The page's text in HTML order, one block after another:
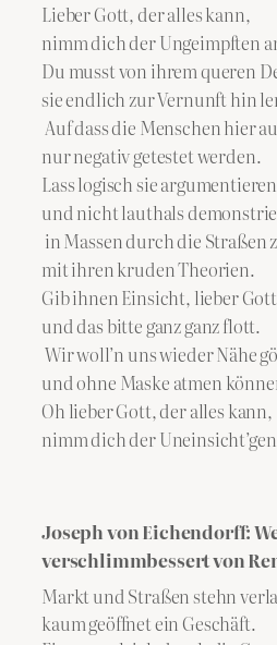
Lieber Gott, der alles kann,
nimm dich der Ungeimpften
Du musst von ihrem queren
sie endlich zur Vernunft hin
Auf dass die Menschen hier
nur negativ getestet werden.
Lass logisch sie
und nicht lauthals
in Massen durch die Straßen
mit ihren kruden Theorien.
Gib ihnen Einsicht, lieber
und das bitte ganz ganz flott.
Wir woll’n uns wieder Nähe
und ohne Maske atmen
Oh lieber Gott, der alles kann,
nimm dich der
Joseph von Eichendorff:
verschlimmbessert von
Markt und Straßen stehn
kaum geöffnet ein Geschäft.